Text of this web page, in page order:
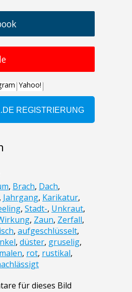
, Brach, Dach,
, Jahrgang, Karikatur,
, Stadt-, Unkraut,
, Zaun, Zerfall,
, aufgeschlüsselt,
, düster, gruselig,
malen, rot, rustikal,
für dieses Bild